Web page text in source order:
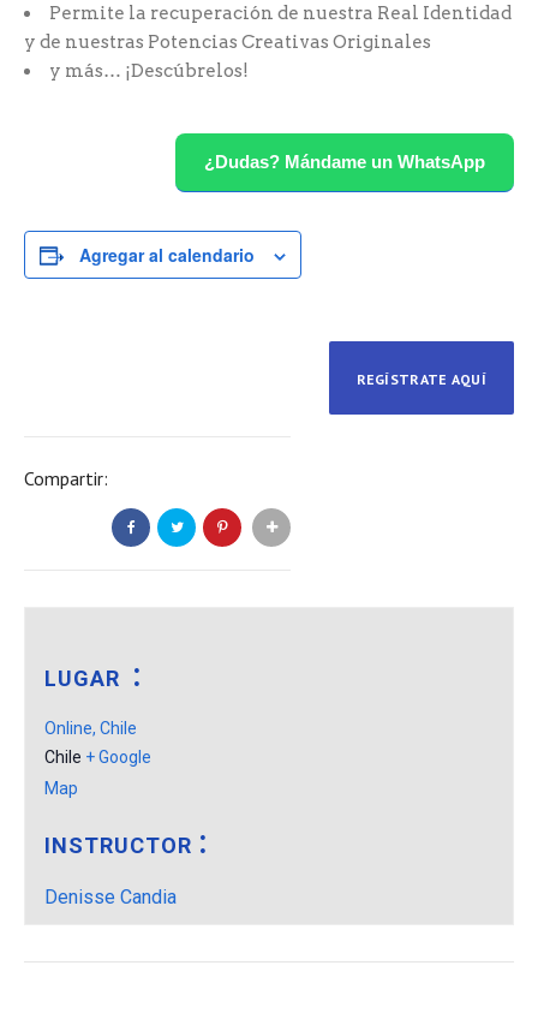
Permite la recuperación de nuestra Real Identidad
y de nuestras Potencias Creativas Originales
y más… ¡Descúbrelos!
¿Dudas? Mándame un WhatsApp
Agregar al calendario
REGÍSTRATE AQUÍ
LUGAR
Online, Chile
Chile + Google
Map
INSTRUCTOR
Denisse Candia
Compartir: